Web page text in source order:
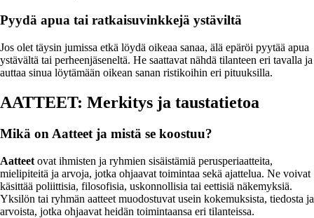
Pyydä apua tai ratkaisuvinkkejä ystäviltä
Jos olet täysin jumissa etkä löydä oikeaa sanaa, älä epäröi pyytää apua
ystävältä tai perheenjäseneltä. He saattavat nähdä tilanteen eri tavalla ja
auttaa sinua löytämään oikean sanan ristikoihin eri pituuksilla.
AATTEET: Merkitys ja taustatietoa
Mikä on Aatteet ja mistä se koostuu?
Aatteet ovat ihmisten ja ryhmien sisäistämiä perusperiaatteita,
mielipiteitä ja arvoja, jotka ohjaavat toimintaa sekä ajattelua. Ne voivat
käsittää poliittisia, filosofisia, uskonnollisia tai eettisiä näkemyksiä.
Yksilön tai ryhmän aatteet muodostuvat usein kokemuksista, tiedosta ja
arvoista, jotka ohjaavat heidän toimintaansa eri tilanteissa.